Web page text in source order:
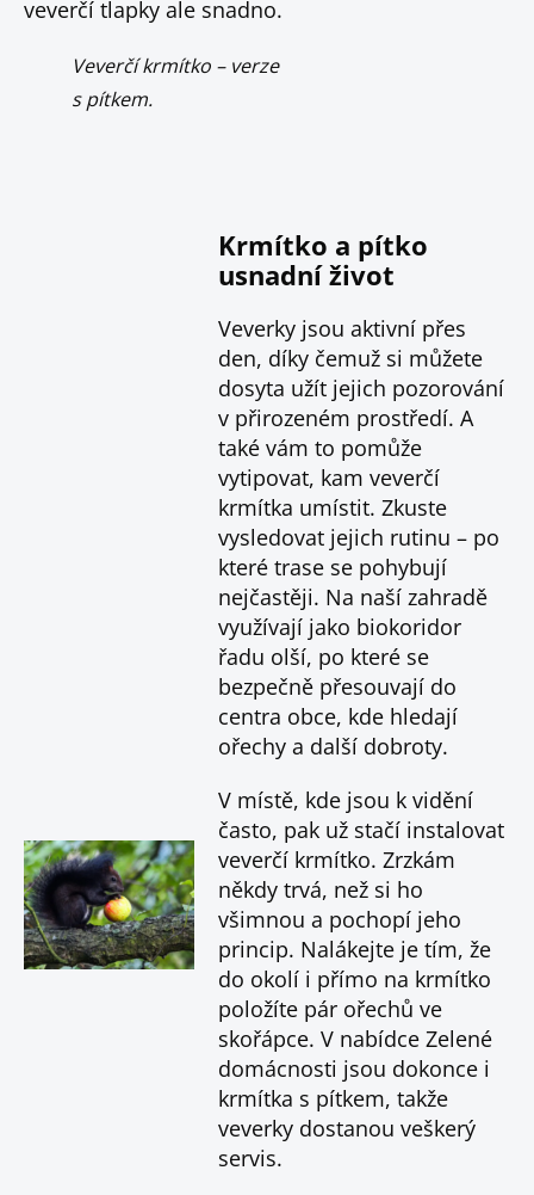
veverčí tlapky ale snadno.
Veverčí krmítko – verze
s pítkem.
Krmítko a pítko
usnadní život
Veverky jsou aktivní přes
den, díky čemuž si můžete
dosyta užít jejich pozorování
v přirozeném prostředí. A
také vám to pomůže
vytipovat, kam veverčí
krmítka umístit. Zkuste
vysledovat jejich rutinu – po
které trase se pohybují
nejčastěji. Na naší zahradě
využívají jako biokoridor
řadu olší, po které se
bezpečně přesouvají do
centra obce, kde hledají
ořechy a další dobroty.
V místě, kde jsou k vidění
často, pak už stačí instalovat
veverčí krmítko. Zrzkám
někdy trvá, než si ho
všimnou a pochopí jeho
princip. Nalákejte je tím, že
do okolí i přímo na krmítko
položíte pár ořechů ve
skořápce. V nabídce Zelené
domácnosti jsou dokonce i
krmítka s pítkem, takže
veverky dostanou veškerý
servis.